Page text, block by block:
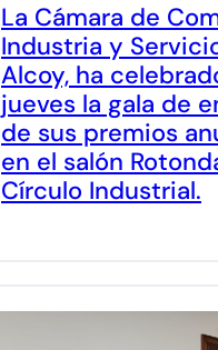
La Cámara de
Industria y
Alcoy, ha
jueves la gala de
de sus premios
en el salón
Círculo Industrial.